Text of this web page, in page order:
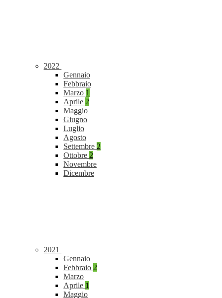
2022
Gennaio
Febbraio
Marzo 1
Aprile 2
Maggio
Giugno
Luglio
Agosto
Settembre 2
Ottobre 2
Novembre
Dicembre
2021
Gennaio
Febbraio 2
Marzo
Aprile 1
Maggio